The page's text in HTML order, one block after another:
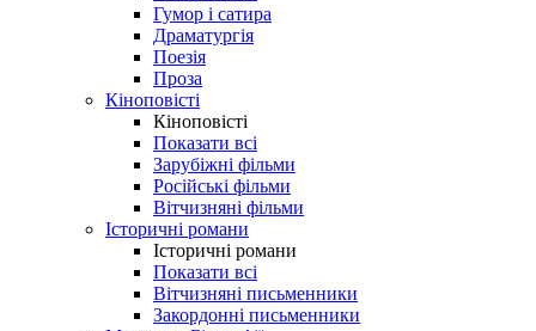
Гумор і сатира
Драматургія
Поезія
Проза
Кіноповісті
Кіноповісті
Показати всі
Зарубіжні фільми
Російські фільми
Вітчизняні фільми
Історичні романи
Історичні романи
Показати всі
Вітчизняні письменники
Закордонні письменники